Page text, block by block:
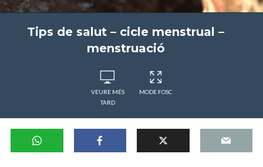
Tips de salut – cicle menstrual –
menstruació
VEURE MÉS
TARD
MODE FOSC